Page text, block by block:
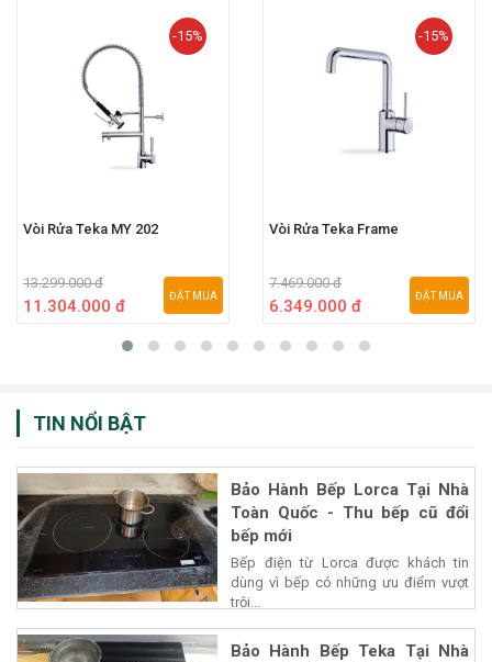
-15%
Vòi Rửa Teka MY 202
13.299.000 đ
11.304.000 đ
ĐẶT MUA
-15%
Vòi Rửa Teka Frame
7.469.000 đ
6.349.000 đ
ĐẶT MUA
TIN NỔI BẬT
Bảo Hành Bếp Lorca Tại Nhà
Toàn Quốc - Thu bếp cũ đổi
bếp mới
Bếp điện từ Lorca được khách tin
dùng vì bếp có những ưu điểm vượt
trội...
Bảo Hành Bếp Teka Tại Nhà